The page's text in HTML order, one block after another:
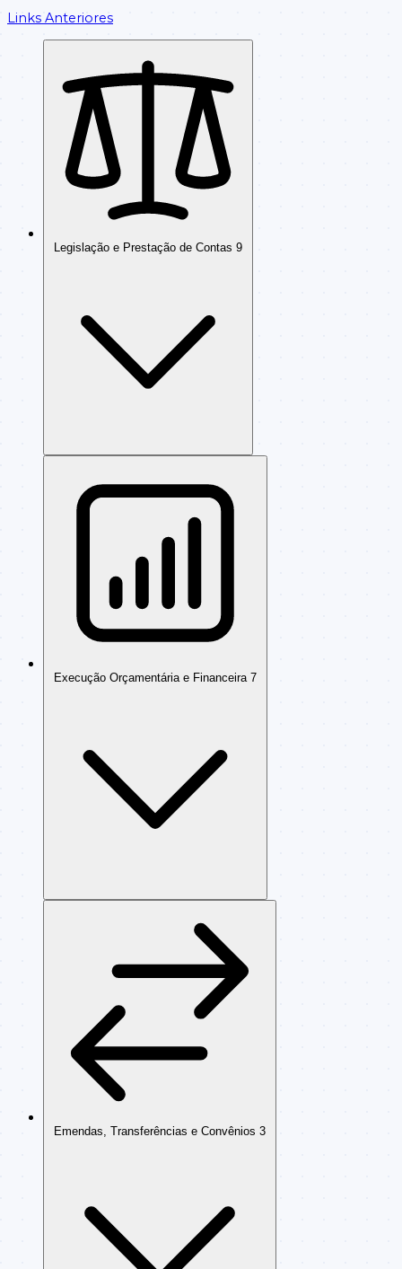
Links Anteriores
Legislação e Prestação de Contas 9
Execução Orçamentária e Financeira 7
Emendas, Transferências e Convênios 3